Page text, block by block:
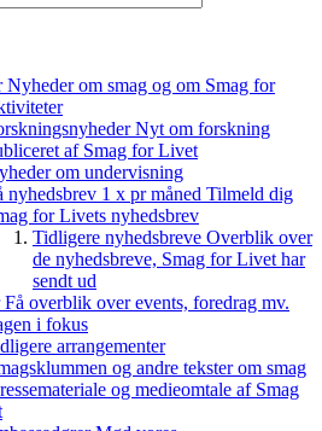
Nyheder om smag og om Smag for
Nyt om forskning
af Smag for Livet
om undervisning
nyhedsbrev 1 x pr måned Tilmeld dig
for Livets nyhedsbrev
Tidligere nyhedsbreve Overblik over
de nyhedsbreve, Smag for Livet har
sendt ud
Få overblik over events, foredrag mv.
i fokus
arrangementer
og andre tekster om smag
og medieomtale af Smag